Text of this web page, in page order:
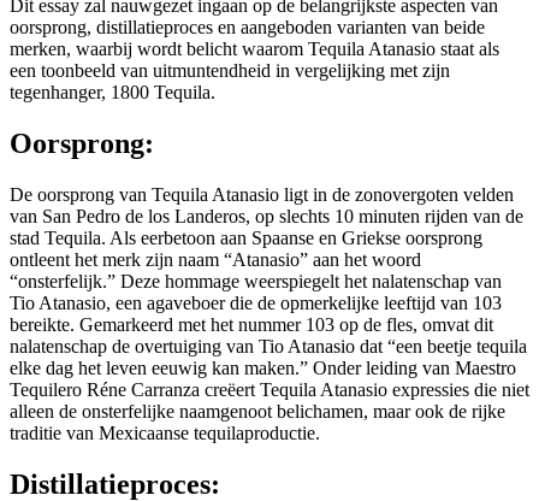
Dit essay zal nauwgezet ingaan op de belangrijkste aspecten van
oorsprong, distillatieproces en aangeboden varianten van beide
merken, waarbij wordt belicht waarom Tequila Atanasio staat als
een toonbeeld van uitmuntendheid in vergelijking met zijn
tegenhanger, 1800 Tequila.
Oorsprong:
De oorsprong van Tequila Atanasio ligt in de zonovergoten velden
van San Pedro de los Landeros, op slechts 10 minuten rijden van de
stad Tequila. Als eerbetoon aan Spaanse en Griekse oorsprong
ontleent het merk zijn naam “Atanasio” aan het woord
“onsterfelijk.” Deze hommage weerspiegelt het nalatenschap van
Tio Atanasio, een agaveboer die de opmerkelijke leeftijd van 103
bereikte. Gemarkeerd met het nummer 103 op de fles, omvat dit
nalatenschap de overtuiging van Tio Atanasio dat “een beetje tequila
elke dag het leven eeuwig kan maken.” Onder leiding van Maestro
Tequilero Réne Carranza creëert Tequila Atanasio expressies die niet
alleen de onsterfelijke naamgenoot belichamen, maar ook de rijke
traditie van Mexicaanse tequilaproductie.
Distillatieproces: